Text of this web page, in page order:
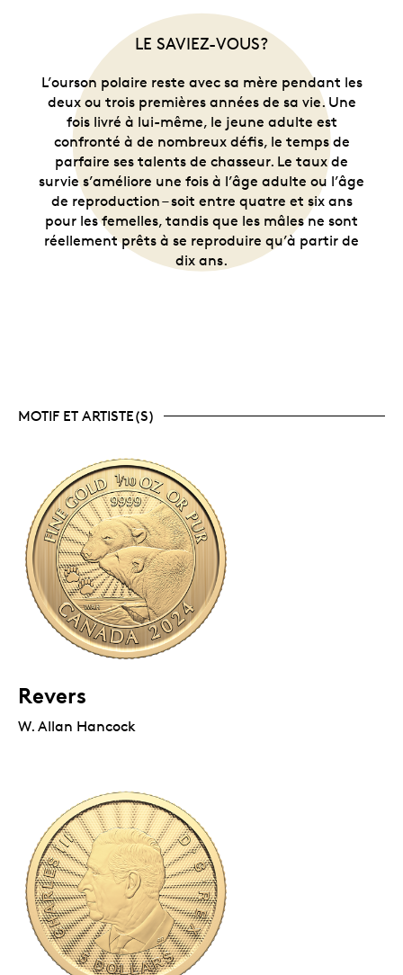
LE SAVIEZ-VOUS?
L’ourson polaire reste avec sa mère pendant les
deux ou trois premières années de sa vie. Une
fois livré à lui-même, le jeune adulte est
confronté à de nombreux défis, le temps de
parfaire ses talents de chasseur. Le taux de
survie s’améliore une fois à l’âge adulte ou l’âge
de reproduction – soit entre quatre et six ans
pour les femelles, tandis que les mâles ne sont
réellement prêts à se reproduire qu’à partir de
dix ans.
MOTIF ET ARTISTE(S)
Revers
W. Allan Hancock